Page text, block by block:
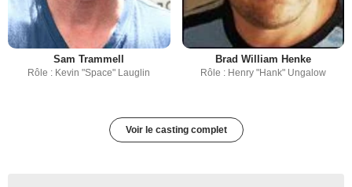
Sam Trammell
Rôle : Kevin "Space" Lauglin
Brad William Henke
Rôle : Henry "Hank" Ungalow
Voir le casting complet